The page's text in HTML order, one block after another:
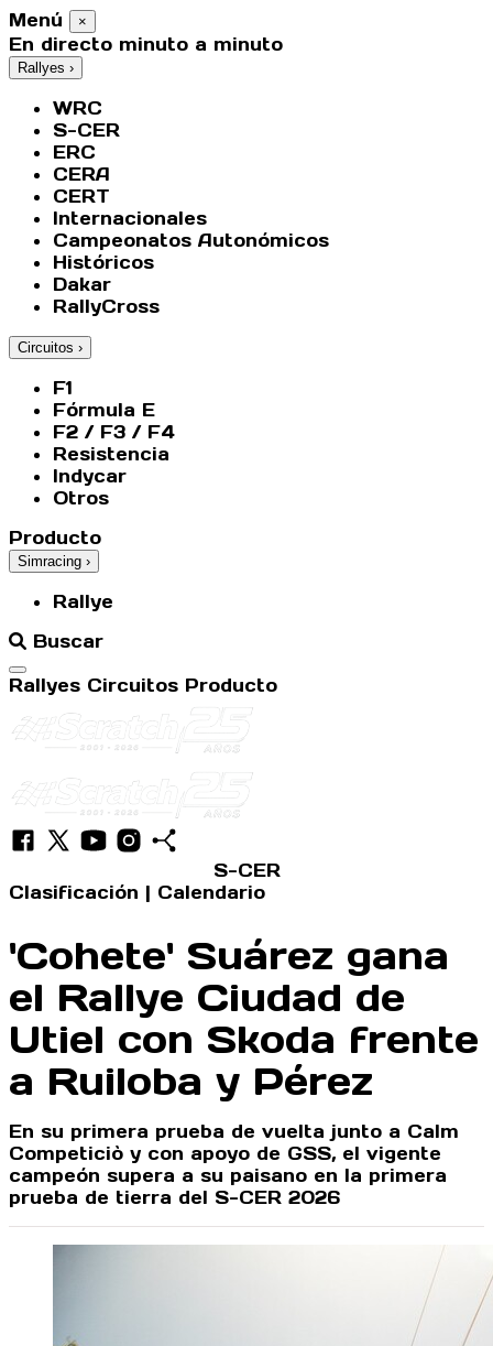
Menú ×
En directo minuto a minuto
Rallyes ›
WRC
S-CER
ERC
CERA
CERT
Internacionales
Campeonatos Autonómicos
Históricos
Dakar
RallyCross
Circuitos ›
F1
Fórmula E
F2 / F3 / F4
Resistencia
Indycar
Otros
Producto
Simracing ›
Rallye
Buscar
Abrir menú
Rallyes Circuitos Producto
S-CER
Clasificación | Calendario
'Cohete' Suárez gana
el Rallye Ciudad de
Utiel con Skoda frente
a Ruiloba y Pérez
En su primera prueba de vuelta junto a Calm
Competiciò y con apoyo de GSS, el vigente
campeón supera a su paisano en la primera
prueba de tierra del S-CER 2026